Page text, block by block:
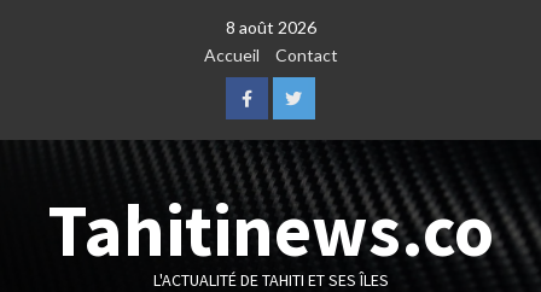
8 août 2026
Accueil
Contact
FacebookTwitter
Tahitinews.co
L'ACTUALITÉ DE TAHITI ET SES ÎLES